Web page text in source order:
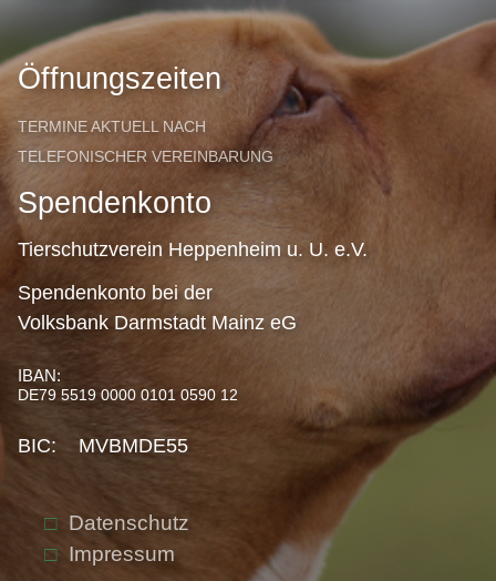
Öffnungszeiten
TERMINE AKTUELL NACH
TELEFONISCHER VEREINBARUNG
Spendenkonto
Tierschutzverein Heppenheim u. U. e.V.
Spendenkonto bei der
Volksbank Darmstadt Mainz eG
IBAN:
DE79 5519 0000 0101 0590 12
BIC: MVBMDE55
Datenschutz
Impressum